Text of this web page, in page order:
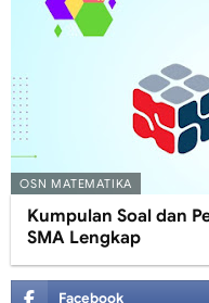
OSN MATEMATIKA
Kumpulan Soal dan
SMA Lengkap